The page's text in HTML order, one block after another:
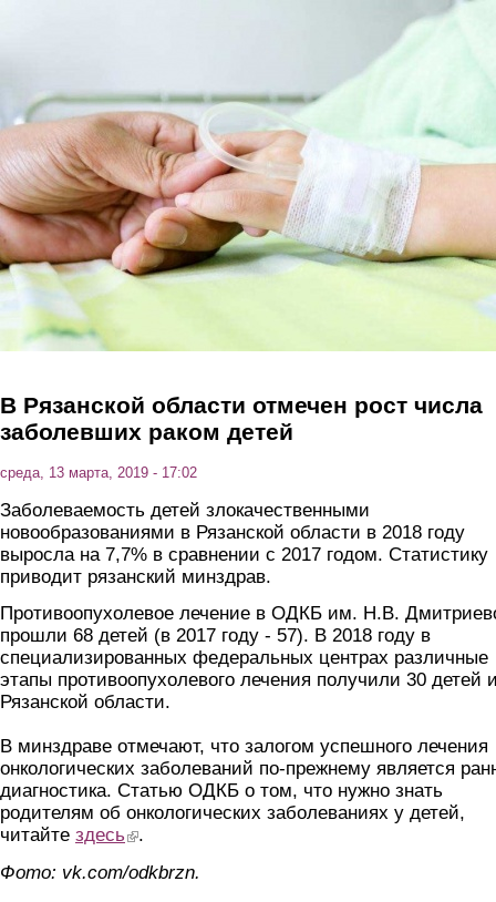
В Рязанской области отмечен рост числа
заболевших раком детей
среда, 13 марта, 2019 - 17:02
Заболеваемость детей злокачественными
новообразованиями в Рязанской области в 2018 году
выросла на 7,7% в сравнении с 2017 годом. Статистику
приводит рязанский минздрав.
Противоопухолевое лечение в ОДКБ им. Н.В.
прошли 68 детей (в 2017 году - 57). В 2018 году в
специализированных федеральных центрах различные
этапы противоопухолевого лечения получили 30 детей
Рязанской области.
В минздраве отмечают, что залогом успешного лечения
онкологических заболеваний по-прежнему является
диагностика. Статью ОДКБ о том, что нужно знать
родителям об онкологических заболеваниях у детей,
читайте здесь (link is external)
.
Фото: vk.com/odkbrzn.